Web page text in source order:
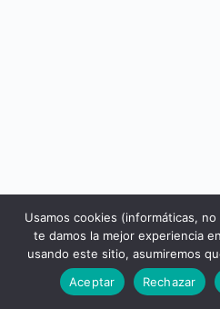
libros.eco © - Desde
Devoluciones y reembolsos|
Usamos cookies (informáticas,
te damos la mejor experiencia
usando este sitio, asumiremos
Aceptar
Rechazar